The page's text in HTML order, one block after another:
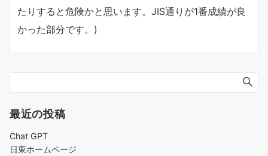
たりすると危険かと思います。JIS通りが1番成績が良
かった部分です。)
最近の投稿
Chat GPT
日東ホームページ